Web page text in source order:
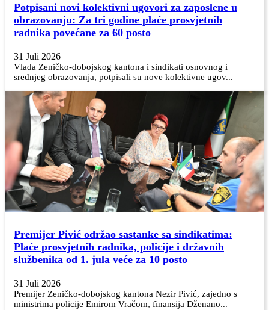
Potpisani novi kolektivni ugovori za zaposlene u
obrazovanju: Za tri godine plaće prosvjetnih
radnika povećane za 60 posto
31 Juli 2026
Vlada Zeničko-dobojskog kantona i sindikati osnovnog i
srednjeg obrazovanja, potpisali su nove kolektivne ugov...
Premijer Pivić održao sastanke sa sindikatima:
Plaće prosvjetnih radnika, policije i državnih
službenika od 1. jula veće za 10 posto
31 Juli 2026
Premijer Zeničko-dobojskog kantona Nezir Pivić, zajedno s
ministrima policije Emirom Vračom, finansija Dženano...